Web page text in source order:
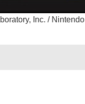
Inc. / Nintendo